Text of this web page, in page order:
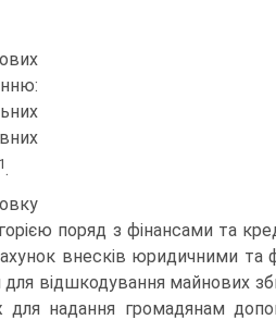
1.
поряд з фінансами та
внесків юридичними та
відшкодування майнових
надання громадянам